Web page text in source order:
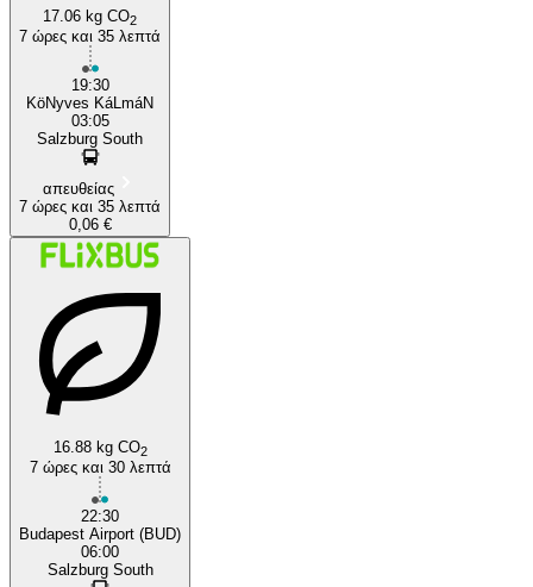
17.06 kg CO2
7 ώρες και 35 λεπτά
19:30
KöNyves KáLmáN
03:05
Salzburg South
απευθείας
7 ώρες και 35 λεπτά
0,06 €
16.88 kg CO2
7 ώρες και 30 λεπτά
22:30
Budapest Airport (BUD)
06:00
Salzburg South